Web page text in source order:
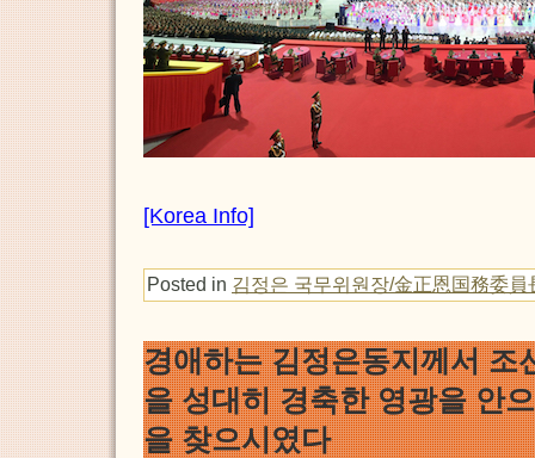
[Korea Info]
Posted in 김정은 국무위원장/金正恩国務委員
경애하는 김정은동지께서 조
을 성대히 경축한 영광을 안
을 찾으시였다